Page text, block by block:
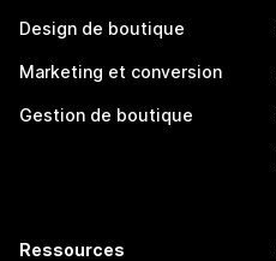
Design de boutique
Marketing et conversion
Gestion de boutique
Ressources